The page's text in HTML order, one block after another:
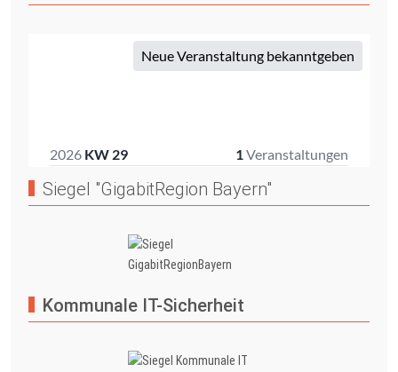
Siegel "GigabitRegion Bayern"
Kommunale IT-Sicherheit